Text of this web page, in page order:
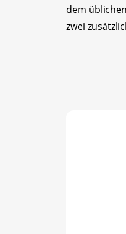
dem
zwei